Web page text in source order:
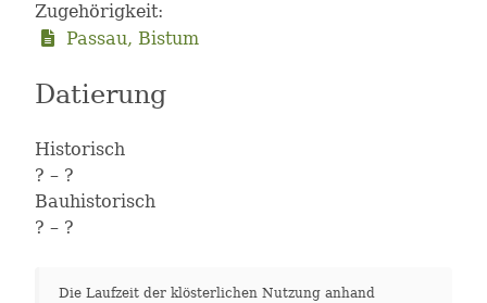
Zugehörigkeit:
Passau, Bistum
Datierung
Historisch
? – ?
Bauhistorisch
? – ?
Die Laufzeit der klösterlichen Nutzung anhand